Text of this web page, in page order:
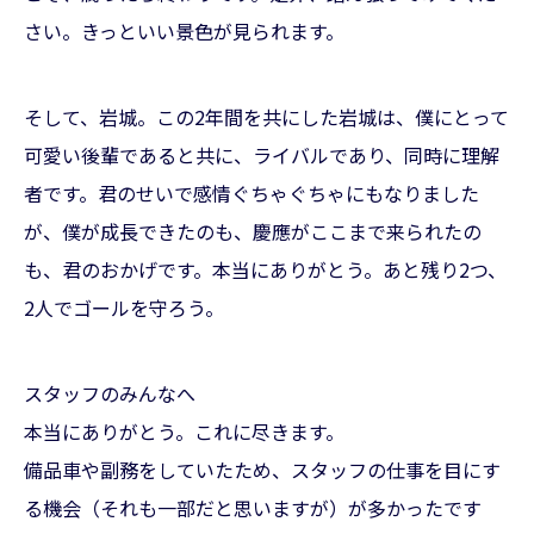
さい。きっといい景色が見られます。
そして、岩城。この2年間を共にした岩城は、僕にとって
可愛い後輩であると共に、ライバルであり、同時に理解
者です。君のせいで感情ぐちゃぐちゃにもなりました
が、僕が成長できたのも、慶應がここまで来られたの
も、君のおかげです。本当にありがとう。あと残り2つ、
2人でゴールを守ろう。
スタッフのみんなへ
本当にありがとう。これに尽きます。
備品車や副務をしていたため、スタッフの仕事を目にす
る機会（それも一部だと思いますが）が多かったです